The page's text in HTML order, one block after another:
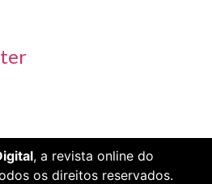
, a revista online do
os direitos reservados.